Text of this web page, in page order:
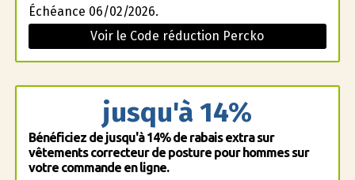
Échéance 06/02/2026.
Voir le Code réduction Percko
jusqu'à 14%
Bénéficiez de jusqu'à 14% de rabais extra sur
vêtements correcteur de posture pour hommes sur
votre commande en ligne.